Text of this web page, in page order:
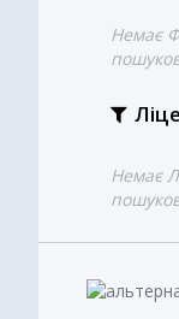
Немає
Немає